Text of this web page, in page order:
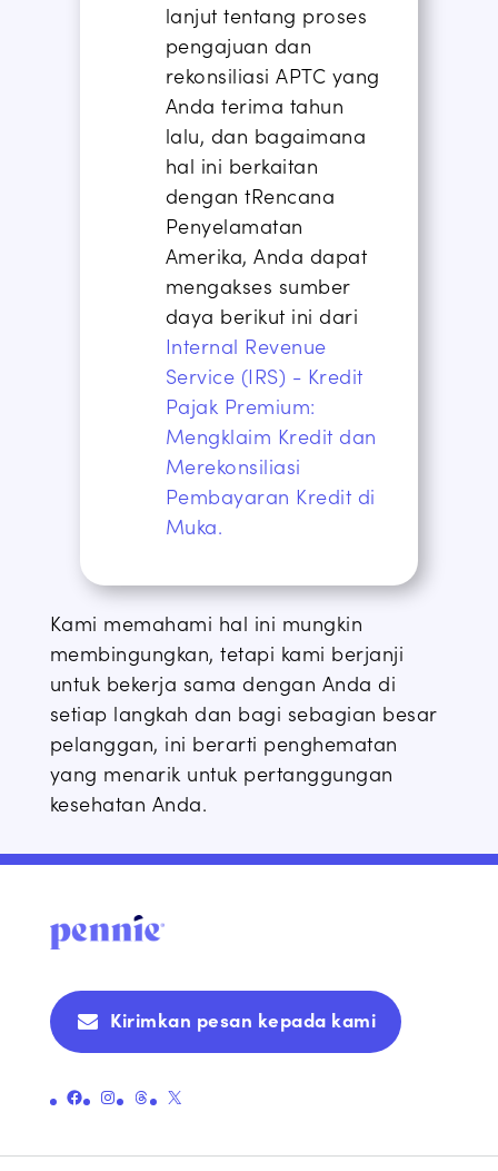
lanjut tentang proses
pengajuan dan
rekonsiliasi APTC yang
Anda terima tahun
lalu, dan bagaimana
hal ini berkaitan
dengan tRencana
Penyelamatan
Amerika, Anda dapat
mengakses sumber
daya berikut ini dari
Internal Revenue
Service (IRS) - Kredit
Pajak Premium:
Mengklaim Kredit dan
Merekonsiliasi
Pembayaran Kredit di
Muka.
Kami memahami hal ini mungkin
membingungkan, tetapi kami berjanji
untuk bekerja sama dengan Anda di
setiap langkah dan bagi sebagian besar
pelanggan, ini berarti penghematan
yang menarik untuk pertanggungan
kesehatan Anda.
Kirimkan pesan kepada kami
Tautan ke Halaman Facebook Resmi Pennie'sTautan ke Halaman Instagram Resmi Pennie's
Tautan ke Halaman Utas Resmi PennieTautan ke Halaman Resmi Pennie's X (sebelumnya Twitter)